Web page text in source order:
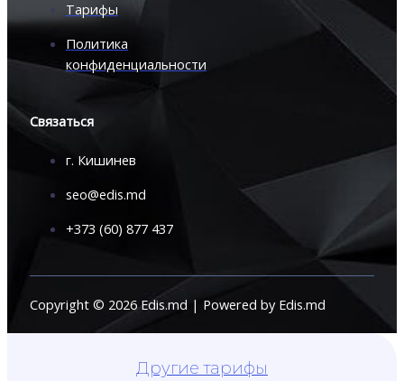
Тарифы
Политика
конфиденциальности
Связаться
г. Кишинев
seo@edis.md
+373 (60) 877 437
Copyright © 2026 Edis.md | Powered by Edis.md
Другие тарифы